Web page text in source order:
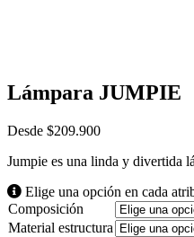
Lámpara JUMPIE
Desde $209.900
Jumpie es una linda y divertida
Elige una opción en cada
Composición
Material estructura